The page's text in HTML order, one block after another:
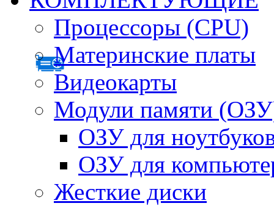
Процессоры (CPU)
Материнские платы
Видеокарты
Модули памяти
ОЗУ для
ОЗУ для
Жесткие диски